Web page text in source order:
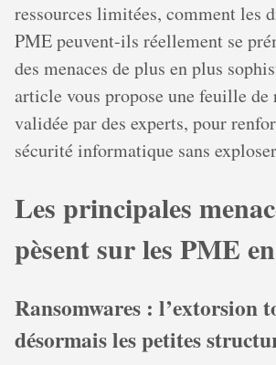
ressources limitées, comment les
PME peuvent-ils réellement se
des menaces de plus en plus
article vous propose une feuille de
validée par des experts, pour
sécurité informatique sans
Les principales
pèsent sur les PME
Ransomwares : l’extorsion
désormais les petites